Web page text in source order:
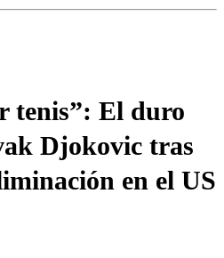
tenis”: El duro
Djokovic tras
en el US